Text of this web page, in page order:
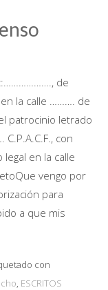
de
la calle ………. de
patrocinio letrado
con
en la calle
vengo por
para
a que mis
con
, ESCRITOS